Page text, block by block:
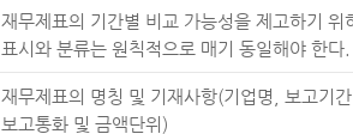
재무제표의 기간별 비교 가능성을 제고하기 위
표시와 분류는 원칙적으로 매기 동일해야 한다.
재무제표의 명칭 및 기재사항(기업명, 보고기
보고통화 및 금액단위)